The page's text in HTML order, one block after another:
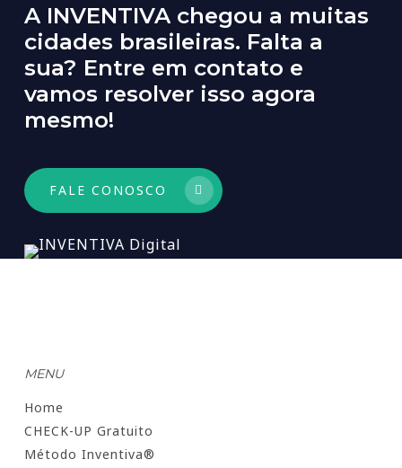
A INVENTIVA chegou a muitas
cidades brasileiras. Falta a
sua? Entre em contato e
vamos resolver isso agora
mesmo!
FALE CONOSCO
MENU
Home
CHECK-UP Gratuito
Método Inventiva®